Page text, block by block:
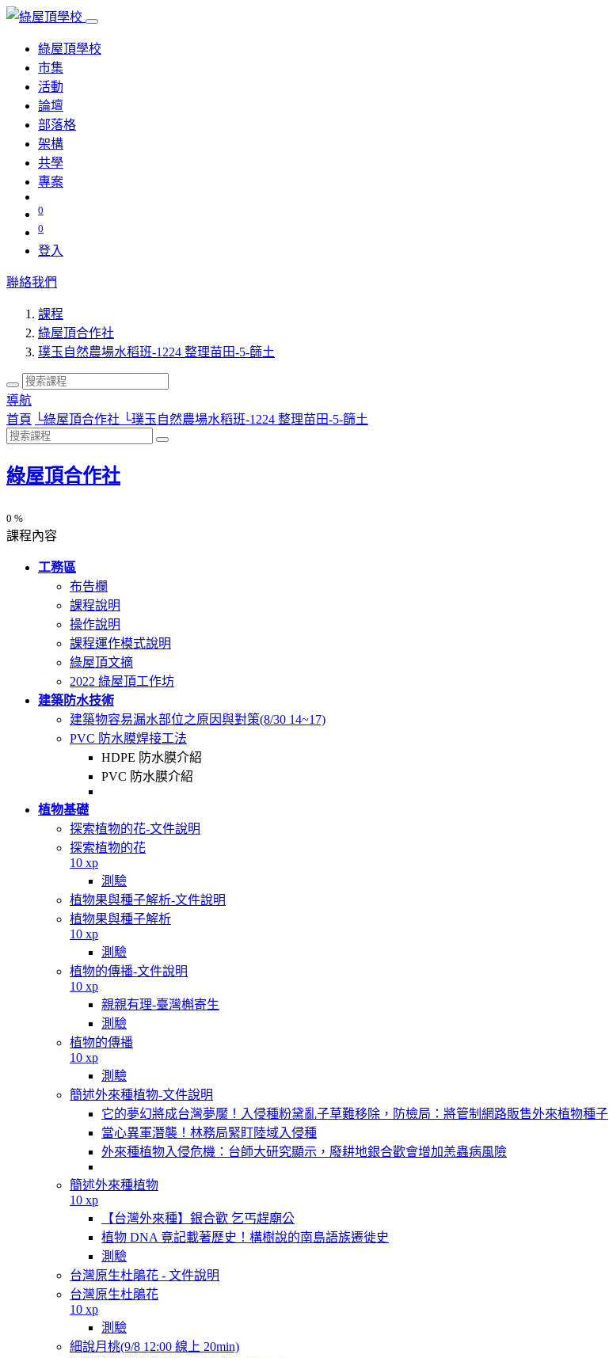
綠屋頂學校
市集
活動
論壇
部落格
架構
共學
專案
0
0
登入
聯絡我們
課程
綠屋頂合作社
璞玉自然農場水稻班-1224 整理苗田-5-篩土
導航
首頁
└綠屋頂合作社 └璞玉自然農場水稻班-1224 整理苗田-5-篩土
綠屋頂合作社
0 %
課程內容
工務區
布告欄
課程說明
操作說明
課程運作模式說明
綠屋頂文摘
2022 綠屋頂工作坊
建築防水技術
建築物容易漏水部位之原因與對策(8/30 14~17)
PVC 防水膜焊接工法
HDPE 防水膜介紹
PVC 防水膜介紹
植物基礎
探索植物的花-文件說明
探索植物的花
10 xp
測驗
植物果與種子解析-文件說明
植物果與種子解析
10 xp
測驗
植物的傳播-文件說明
10 xp
親親有理-臺灣槲寄生
測驗
植物的傳播
10 xp
測驗
簡述外來種植物-文件說明
它的夢幻將成台灣夢魘！入侵種粉黛亂子草難移除，防檢局：將管制網路販售外來植物種子
當心異軍潛襲！林務局緊盯陸域入侵種
外來種植物入侵危機：台師大研究顯示，廢耕地銀合歡會增加恙蟲病風險
簡述外來種植物
10 xp
【台灣外來種】銀合歡 乞丐趕廟公
植物 DNA 竟記載著歷史！構樹說的南島語族遷徙史
測驗
台灣原生杜鵑花 - 文件說明
台灣原生杜鵑花
10 xp
測驗
細說月桃(9/8 12:00 線上 20min)